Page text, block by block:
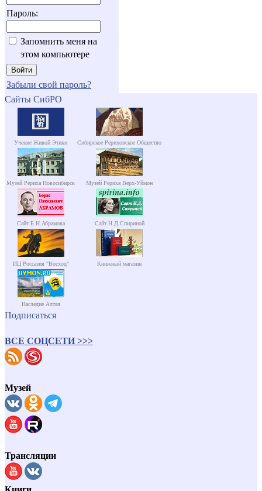
Пароль:
Запомнить меня на
этом компьютере
Забыли свой пароль?
Сайты СибРО
Учение Живой Этики Сибирское Рериховское Общество
Музей Рериха Новосибирск Музей Рериха Верх-Уймон
Сайт Б.Н.Абрамова Сайт Н.Д.Спириной
ИЦ Россазия "Восход" Книжный магазин
Наследие Алтая
Подписаться
ВСЕ СОЦСЕТИ >>>
Музей
Трансляции